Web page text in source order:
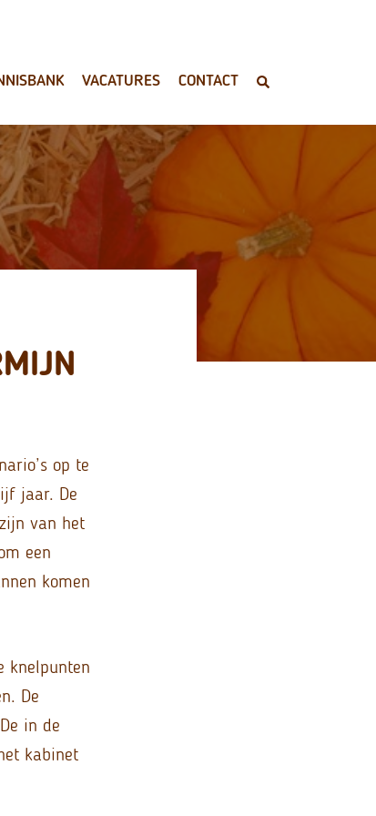
VACATURES CONTACT
op te
jaar. De
van het
een
komen
knelpunten
De
in de
kabinet